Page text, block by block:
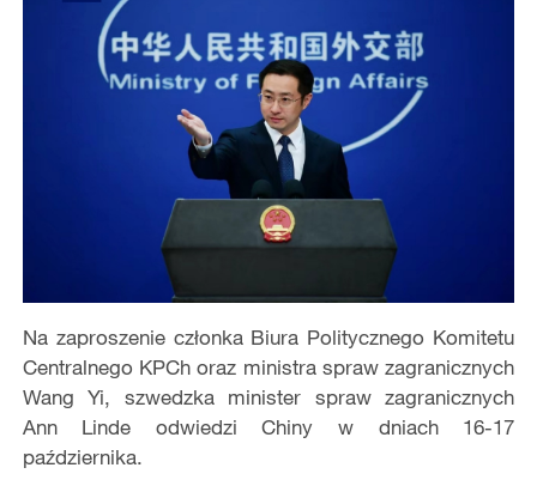
Na zaproszenie członka Biura Politycznego Komitetu
Centralnego KPCh oraz ministra spraw zagranicznych
Wang Yi, szwedzka minister spraw zagranicznych
Ann Linde odwiedzi Chiny w dniach 16-17
października.